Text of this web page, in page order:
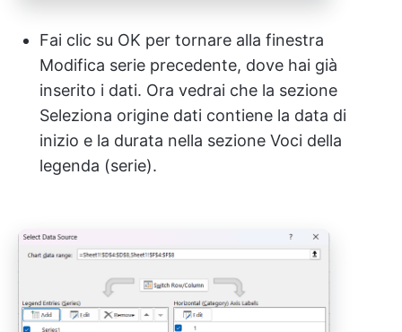
Fai clic su OK per tornare alla finestra
Modifica serie precedente, dove hai già
inserito i dati. Ora vedrai che la sezione
Seleziona origine dati contiene la data di
inizio e la durata nella sezione Voci della
legenda (serie).